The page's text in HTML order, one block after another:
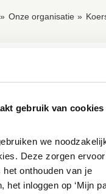
gebruik van cookies
we
Deze zorgen
onthouden van je
het inloggen op ‘Mijn
Onze organisatie
hebben we onze
Ons koersplan laat
gaan werken en